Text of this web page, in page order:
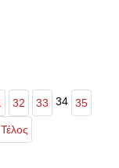
32 33 34 35
Τέλος